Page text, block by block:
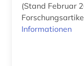
(Stand Februar
Informationen